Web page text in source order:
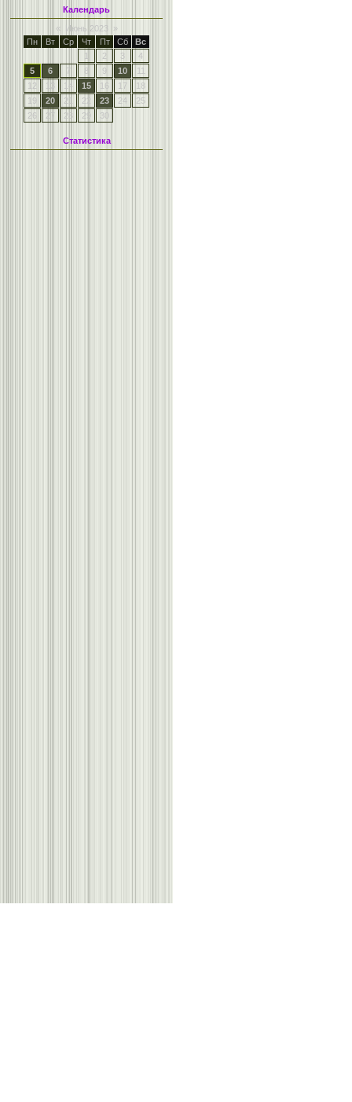
Календарь
«
Июнь 2023
»
Пн
Вт Ср Чт Пт Сб
Вс
1
2 3
4
5
6 7 8 9 10
11
12
13 14 15 16 17
18
19
20 21 22 23 24
25
26
27 28 29 30
Статистика